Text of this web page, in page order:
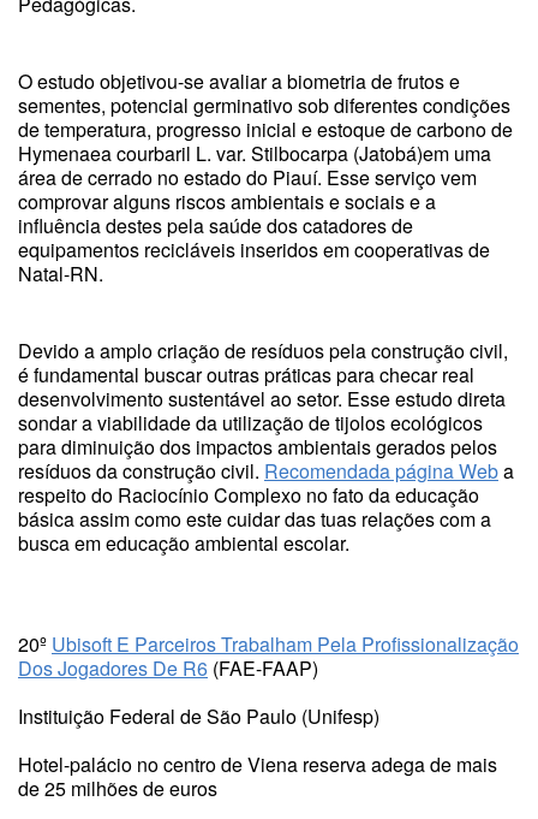
O estudo objetivou-se avaliar a biometria de frutos e
sementes, potencial germinativo sob diferentes condições
de temperatura, progresso inicial e estoque de carbono de
Hymenaea courbaril L. var. Stilbocarpa (Jatobá)em uma
área de cerrado no estado do Piauí. Esse serviço vem
comprovar alguns riscos ambientais e sociais e a
influência destes pela saúde dos catadores de
equipamentos recicláveis inseridos em cooperativas de
Natal-RN.
Devido a amplo criação de resíduos pela construção civil,
é fundamental buscar outras práticas para checar real
desenvolvimento sustentável ao setor. Esse estudo direta
sondar a viabilidade da utilização de tijolos ecológicos
para diminuição dos impactos ambientais gerados pelos
resíduos da construção civil. Recomendada página Weba
respeito do Raciocínio Complexo no fato da educação
básica assim como este cuidar das tuas relações com a
busca em educação ambiental escolar.
20º Ubisoft E Parceiros Trabalham Pela Profissionalização
Dos Jogadores De R6 (FAE-FAAP)
Instituição Federal de São Paulo (Unifesp)
Hotel-palácio no centro de Viena reserva adega de mais
de 25 milhões de euros